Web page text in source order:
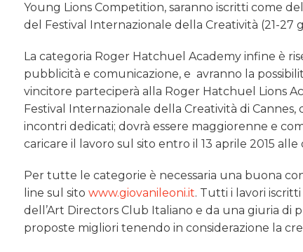
Young Lions Competition, saranno iscritti come
del Festival Internazionale della Creatività (21-27
La categoria Roger Hatchuel Academy infine è
pubblicità e comunicazione, e avranno la
vincitore parteciperà alla Roger Hatchuel Lions
Festival Internazionale della Creatività di
incontri dedicati; dovrà essere maggiorenne e
caricare il lavoro sul sito entro il 13 aprile 2015 alle
Per tutte le categorie è necessaria una buona
line sul sitowww.giovanileoni.it. Tutti i lavori
dell’Art Directors Club Italiano e da una giuria
proposte migliori tenendo in considerazione la